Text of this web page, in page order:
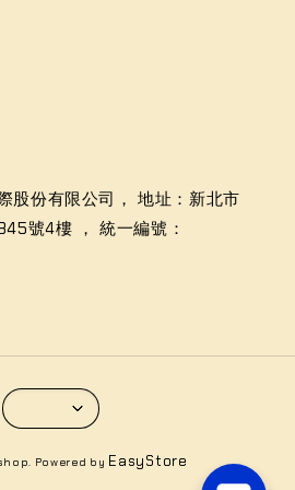
股份有限公司， 地址：新北市
號4樓 ， 統一編號：
Powered by EasyStore